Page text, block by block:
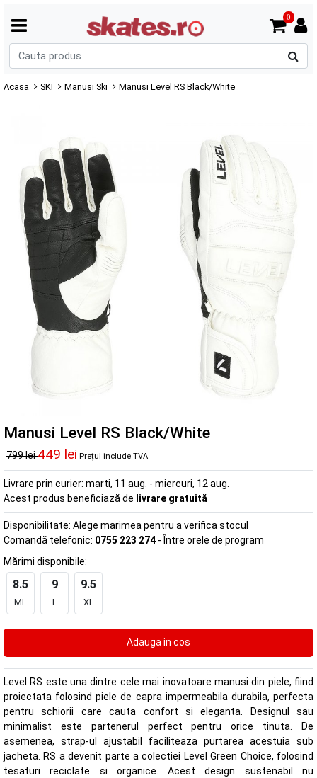
0
Acasa SKI Manusi Ski Manusi Level RS Black/White
Manusi Level RS Black/White
799 lei449 lei Prețul include TVA
Livrare prin curier: marti, 11 aug. - miercuri, 12 aug.
Acest produs beneficiază de livrare gratuită
Disponibilitate: Alege marimea pentru a verifica stocul
Comandă telefonic: 0755 223 274 - Între orele de program
Mărimi disponibile:
8.5
ML
9
L
9.5
XL
Level RS este una dintre cele mai inovatoare manusi din piele, fiind
proiectata folosind piele de capra impermeabila durabila, perfecta
pentru schiorii care cauta confort si eleganta. Designul sau
minimalist este partenerul perfect pentru orice tinuta. De
asemenea, strap-ul ajustabil faciliteaza purtarea acestuia sub
jacheta. RS a devenit parte a colectiei Level Green Choice, folosind
tesaturi reciclate si organice. Acest design sustenabil nu